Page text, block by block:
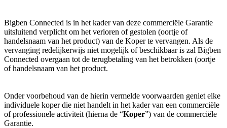
Bigben Connected is in het kader van deze commerciële Garantie
uitsluitend verplicht om het verloren of gestolen (oortje of
handelsnaam van het product) van de Koper te vervangen. Als de
vervanging redelijkerwijs niet mogelijk of beschikbaar is zal Bigben
Connected overgaan tot de terugbetaling van het betrokken (oortje
of handelsnaam van het product.
Onder voorbehoud van de hierin vermelde voorwaarden geniet elke
individuele koper die niet handelt in het kader van een commerciële
of professionele activiteit (hierna de “Koper”) van de commerciële
Garantie.